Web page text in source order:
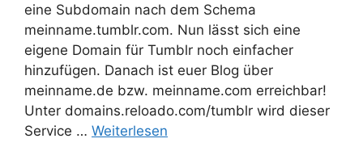
eine Subdomain nach dem Schema
meinname.tumblr.com. Nun lässt sich eine
eigene Domain für Tumblr noch einfacher
hinzufügen. Danach ist euer Blog über
meinname.de bzw. meinname.com erreichbar!
Unter domains.reloado.com/tumblr wird dieser
Service … Weiterlesen